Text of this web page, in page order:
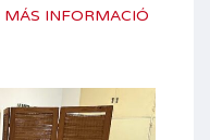
MÁS INFORMACIÓ